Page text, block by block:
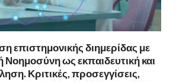
επιστημονικής διημερίδας με
Νοημοσύνη ως εκπαιδευτική και
Κριτικές, προσεγγίσεις,